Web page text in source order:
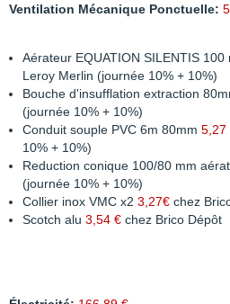
Ventilation Mécanique Ponctuelle:
Aérateur EQUATION SILENTIS 100
Leroy Merlin (journée 10% + 10%)
Bouche d'insufflation extraction
(journée 10% + 10%)
Conduit souple PVC 6m 80mm 5,27
10% + 10%)
Reduction conique 100/80 mm
(journée 10% + 10%)
Collier inox VMC x2 3,27€ chez
Scotch alu 3,54 € chez Brico Dépôt